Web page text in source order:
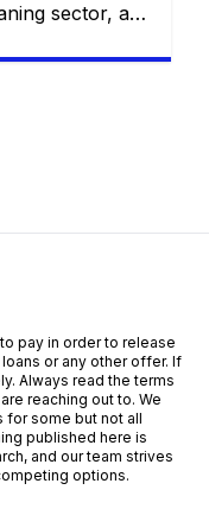
sector, a
pay in order to release
or any other offer. If
Always read the terms
reaching out to. We
for some but not all
published here is
and our team strives
options.